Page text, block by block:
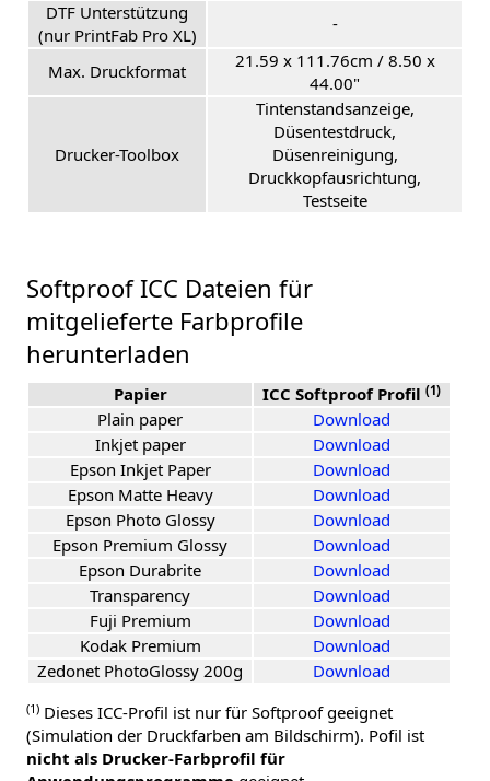
DTF Unterstützung
(nur PrintFab Pro XL)
-
Max. Druckformat
21.59 x 111.76cm / 8.50 x
44.00"
Drucker-Toolbox
Tintenstandsanzeige,
Düsentestdruck,
Düsenreinigung,
Druckkopfausrichtung,
Testseite
Softproof ICC Dateien für
mitgelieferte Farbprofile
herunterladen
Papier ICC Softproof Profil (1)
Plain paper
Download
Inkjet paper
Download
Epson Inkjet Paper
Download
Epson Matte Heavy
Download
Epson Photo Glossy
Download
Epson Premium Glossy
Download
Epson Durabrite
Download
Transparency
Download
Fuji Premium
Download
Kodak Premium
Download
Zedonet PhotoGlossy 200g
Download
(1) Dieses ICC-Profil ist nur für Softproof geeignet
(Simulation der Druckfarben am Bildschirm). Pofil ist
nicht als Drucker-Farbprofil für